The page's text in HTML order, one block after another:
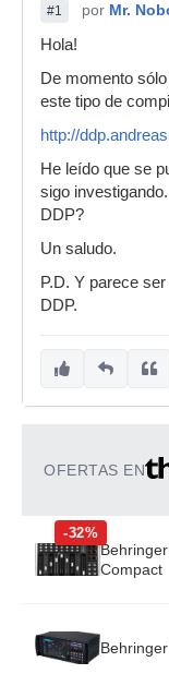
#1 por Mr.
Hola!
De momento
este tipo de
http://
He leído que se
sigo
DDP?
Un saludo.
P.D. Y parece
DDP.
OFERTAS EN
-32%
Compact